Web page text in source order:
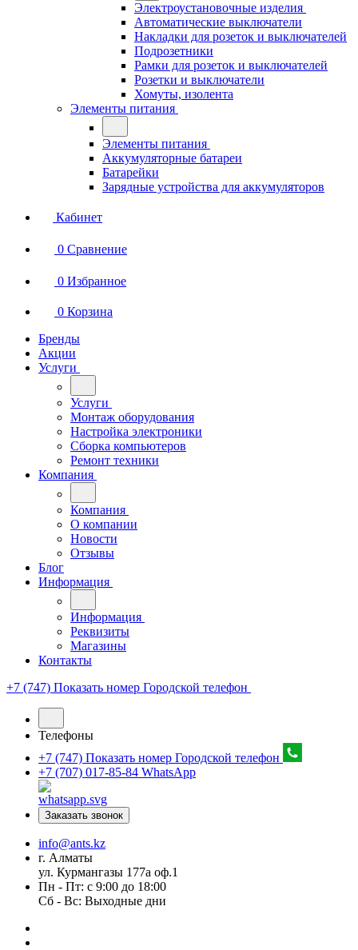
Электроустановочные изделия
Автоматические выключатели
Накладки для розеток и выключателей
Подрозетники
Рамки для розеток и выключателей
Розетки и выключатели
Хомуты, изолента
Элементы питания
Элементы питания
Аккумуляторные батареи
Батарейки
Зарядные устройства для аккумуляторов
Кабинет
0 Сравнение
0 Избранное
0 Корзина
Бренды
Акции
Услуги
Услуги
Монтаж оборудования
Настройка электроники
Сборка компьютеров
Ремонт техники
Компания
Компания
О компании
Новости
Отзывы
Блог
Информация
Информация
Реквизиты
Магазины
Контакты
+7 (747) Показать номер Городской телефон
Телефоны
+7 (747) Показать номер Городской телефон
+7 (707) 017-85-84 WhatsApp
Заказать звонок
info@ants.kz
г. Алматы
ул. Курмангазы 177а оф.1
Пн - Пт: с 9:00 до 18:00
Сб - Вс: Выходные дни